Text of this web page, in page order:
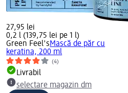
27,95 lei
0,2 l (139,75 lei pe 1 l)
Green Feel'sMască de păr cu
keratina, 200 ml
(4)
Livrabil
selectare magazin dm